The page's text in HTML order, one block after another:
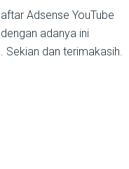
Adsense YouTube
adanya ini
dan terimakasih.